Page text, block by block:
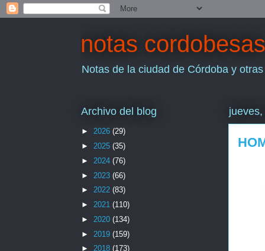
notas cordobesas
Notas de la ciudad de Córdoba y
Archivo del blog
► 2026 (29)
► 2025 (35)
► 2024 (76)
► 2023 (66)
► 2022 (83)
► 2021 (110)
► 2020 (134)
► 2019 (159)
► 2018 (173)